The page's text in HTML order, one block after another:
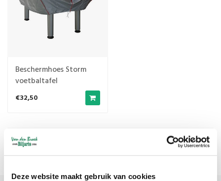
Deze website maakt gebruik van cookies
Beschermhoes Storm
voetbaltafel
€32,50
Meest bekeken 1